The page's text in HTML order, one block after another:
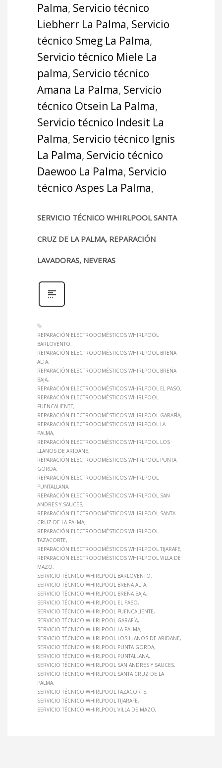
Palma, Servicio técnico
Liebherr La Palma, Servicio
técnico Smeg La Palma,
Servicio técnico Miele La
palma, Servicio técnico
Amana La Palma, Servicio
técnico Otsein La Palma,
Servicio técnico Indesit La
Palma, Servicio técnico Ignis
La Palma, Servicio técnico
Daewoo La Palma, Servicio
técnico Aspes La Palma,
SERVICIO TÉCNICO WHIRLPOOL SANTA
CRUZ DE LA PALMA, REPARACIÓN
LAVADORAS, NEVERAS
REPARACIÓN ELECTRODOMÉSTICOS WHIRLPOOL
BARLOVENTO
REPARACIÓN ELECTRODOMÉSTICOS WHIRLPOOL BREÑA
ALTA
REPARACIÓN ELECTRODOMÉSTICOS WHIRLPOOL BREÑA
BAJA
REPARACIÓN ELECTRODOMÉSTICOS WHIRLPOOL EL PASO
REPARACIÓN ELECTRODOMÉSTICOS WHIRLPOOL
FUENCALIENTE
REPARACIÓN ELECTRODOMÉSTICOS WHIRLPOOL GARAFÍA
REPARACIÓN ELECTRODOMÉSTICOS WHIRLPOOL LA
PALMA
REPARACIÓN ELECTRODOMÉSTICOS WHIRLPOOL LOS
LLANOS DE ARIDANE
REPARACIÓN ELECTRODOMÉSTICOS WHIRLPOOL PUNTA
GORDA
REPARACIÓN ELECTRODOMÉSTICOS WHIRLPOOL
PUNTALLANA
REPARACIÓN ELECTRODOMÉSTICOS WHIRLPOOL SAN
ANDRES Y SAUCES
REPARACIÓN ELECTRODOMÉSTICOS WHIRLPOOL SANTA
CRUZ DE LA PALMA
REPARACIÓN ELECTRODOMÉSTICOS WHIRLPOOL
TAZACORTE
REPARACIÓN ELECTRODOMÉSTICOS WHIRLPOOL TIJARAFE
REPARACIÓN ELECTRODOMÉSTICOS WHIRLPOOL VILLA DE
MAZO
SERVICIO TÉCNICO WHIRLPOOL BARLOVENTO
SERVICIO TÉCNICO WHIRLPOOL BREÑA ALTA
SERVICIO TÉCNICO WHIRLPOOL BREÑA BAJA
SERVICIO TÉCNICO WHIRLPOOL EL PASO
SERVICIO TÉCNICO WHIRLPOOL FUENCALIENTE
SERVICIO TÉCNICO WHIRLPOOL GARAFÍA
SERVICIO TÉCNICO WHIRLPOOL LA PALMA
SERVICIO TÉCNICO WHIRLPOOL LOS LLANOS DE ARIDANE
SERVICIO TÉCNICO WHIRLPOOL PUNTA GORDA
SERVICIO TÉCNICO WHIRLPOOL PUNTALLANA
SERVICIO TÉCNICO WHIRLPOOL SAN ANDRES Y SAUCES
SERVICIO TÉCNICO WHIRLPOOL SANTA CRUZ DE LA
PALMA
SERVICIO TÉCNICO WHIRLPOOL TAZACORTE
SERVICIO TÉCNICO WHIRLPOOL TIJARAFE
SERVICIO TÉCNICO WHIRLPOOL VILLA DE MAZO